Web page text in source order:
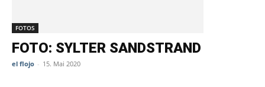
FOTOS
FOTO: SYLTER SANDSTRAND
el flojo - 15. Mai 2020